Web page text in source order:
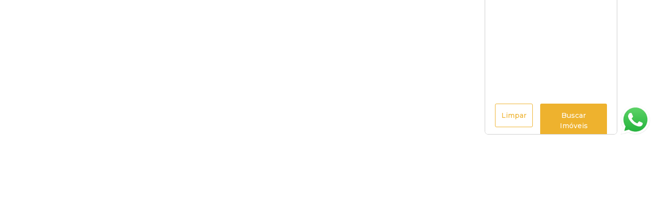
Limpar
Buscar
Imóveis